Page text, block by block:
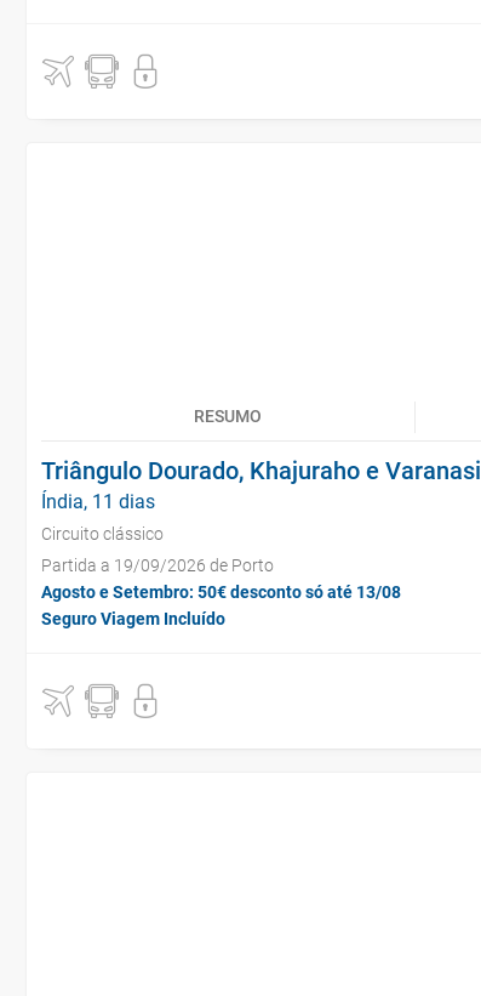
RESUMO
Triângulo Dourado, Khajuraho e Varanasi
Índia, 11 dias
Circuito clássico
Partida a 19/09/2026 de Porto
Agosto e Setembro: 50€ desconto só até 13/08
Seguro Viagem Incluído